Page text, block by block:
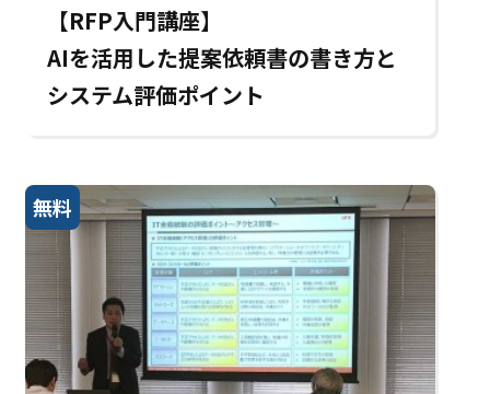
【RFP入門講座】
AIを活用した提案依頼書の書き方と
システム評価ポイント
無料